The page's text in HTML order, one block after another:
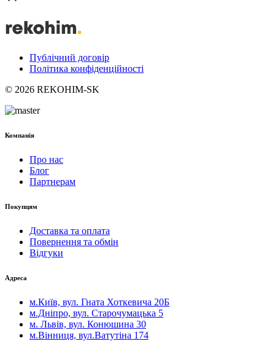
Публічний договір
Політика конфіденційності
© 2026 REKOHIM-SK
Компанія
Про нас
Блог
Партнерам
Покупцям
Доставка та оплата
Повернення та обмін
Відгуки
Адреса
м.Київ, вул. Гната Хоткевича 20Б
м.Дніпро, вул. Старочумацька 5
м. Львів, вул. Конюшина 30
м.Вінниця, вул.Ватутіна 174